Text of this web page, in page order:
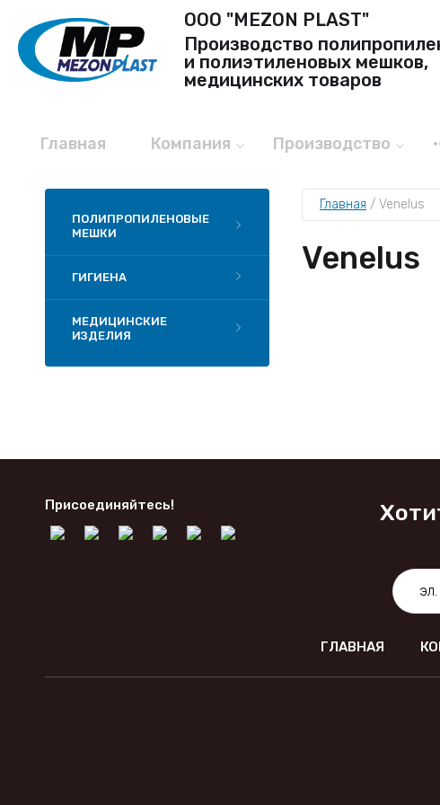
OOO "MEZON PLAST"
Производство
и полиэтиленовых мешков,
медицинских товаров
Главная Компания Производство
ПОЛИПРОПИЛЕНОВЫЕ
МЕШКИ
ГИГИЕНА
МЕДИЦИНСКИЕ
ИЗДЕЛИЯ
Главная / Venelus
Venelus
Присоединяйтесь!
ГЛАВНАЯ